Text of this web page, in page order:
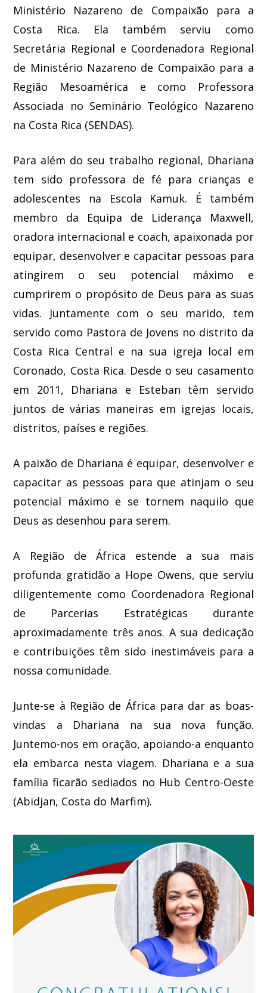
Ministério Nazareno de Compaixão para a
Costa Rica. Ela também serviu como
Secretária Regional e Coordenadora Regional
de Ministério Nazareno de Compaixão para a
Região Mesoamérica e como Professora
Associada no Seminário Teológico Nazareno
na Costa Rica (SENDAS).
Para além do seu trabalho regional, Dhariana
tem sido professora de fé para crianças e
adolescentes na Escola Kamuk. É também
membro da Equipa de Liderança Maxwell,
oradora internacional e coach, apaixonada por
equipar, desenvolver e capacitar pessoas para
atingirem o seu potencial máximo e
cumprirem o propósito de Deus para as suas
vidas. Juntamente com o seu marido, tem
servido como Pastora de Jovens no distrito da
Costa Rica Central e na sua igreja local em
Coronado, Costa Rica. Desde o seu casamento
em 2011, Dhariana e Esteban têm servido
juntos de várias maneiras em igrejas locais,
distritos, países e regiões.
A paixão de Dhariana é equipar, desenvolver e
capacitar as pessoas para que atinjam o seu
potencial máximo e se tornem naquilo que
Deus as desenhou para serem.
A Região de África estende a sua mais
profunda gratidão a Hope Owens, que serviu
diligentemente como Coordenadora Regional
de Parcerias Estratégicas durante
aproximadamente três anos. A sua dedicação
e contribuições têm sido inestimáveis para a
nossa comunidade.
Junte-se à Região de África para dar as boas-
vindas a Dhariana na sua nova função.
Juntemo-nos em oração, apoiando-a enquanto
ela embarca nesta viagem. Dhariana e a sua
família ficarão sediados no Hub Centro-Oeste
(Abidjan, Costa do Marfim).